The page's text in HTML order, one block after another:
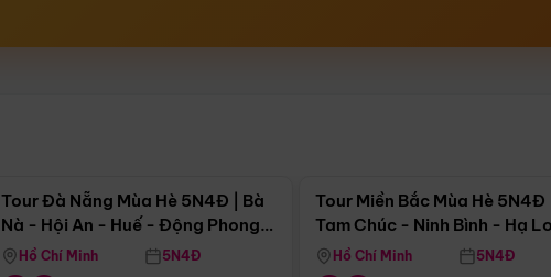
Tour Đà Nẵng Mùa Hè 5N4Đ | Bà
Nà - Hội An - Huế - Động Phong
NhaHồ Chí Minh 5N4Đ
Tour Miền Bắc Mùa Hè 5N4Đ |
Tam Chúc - Ninh Bình - Hạ
Hồ Chí Minh 5N4Đ